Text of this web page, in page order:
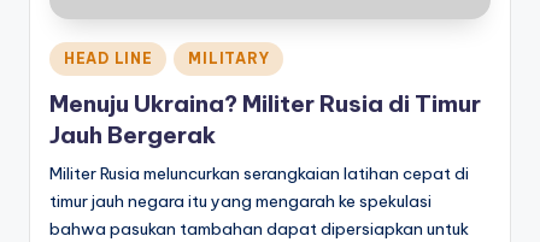
Posted
in
HEAD LINE MILITARY
Menuju Ukraina? Militer Rusia di Timur
Jauh Bergerak
Militer Rusia meluncurkan serangkaian latihan cepat di
timur jauh negara itu yang mengarah ke spekulasi
bahwa pasukan tambahan dapat dipersiapkan untuk